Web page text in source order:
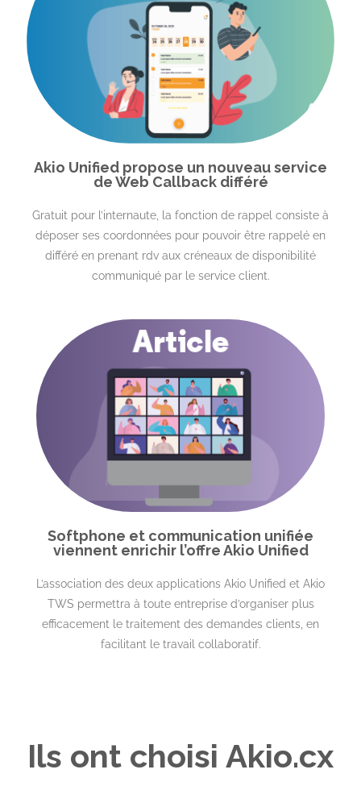
Akio Unified propose un nouveau service
de Web Callback différé
Gratuit pour l’internaute, la fonction de rappel consiste à
déposer ses coordonnées pour pouvoir être rappelé en
différé en prenant rdv aux créneaux de disponibilité
communiqué par le service client.
Softphone et communication unifiée
viennent enrichir l’offre Akio Unified
L’association des deux applications Akio Unified et Akio
TWS permettra à toute entreprise d’organiser plus
efficacement le traitement des demandes clients, en
facilitant le travail collaboratif.
Ils ont choisi Akio.cx